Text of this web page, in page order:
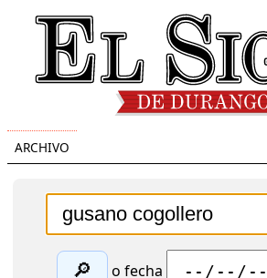
ARCHIVO
🔎 o fecha